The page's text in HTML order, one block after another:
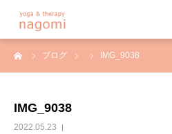
ブログ IMG_9038
IMG_9038
2022.05.23
HOME